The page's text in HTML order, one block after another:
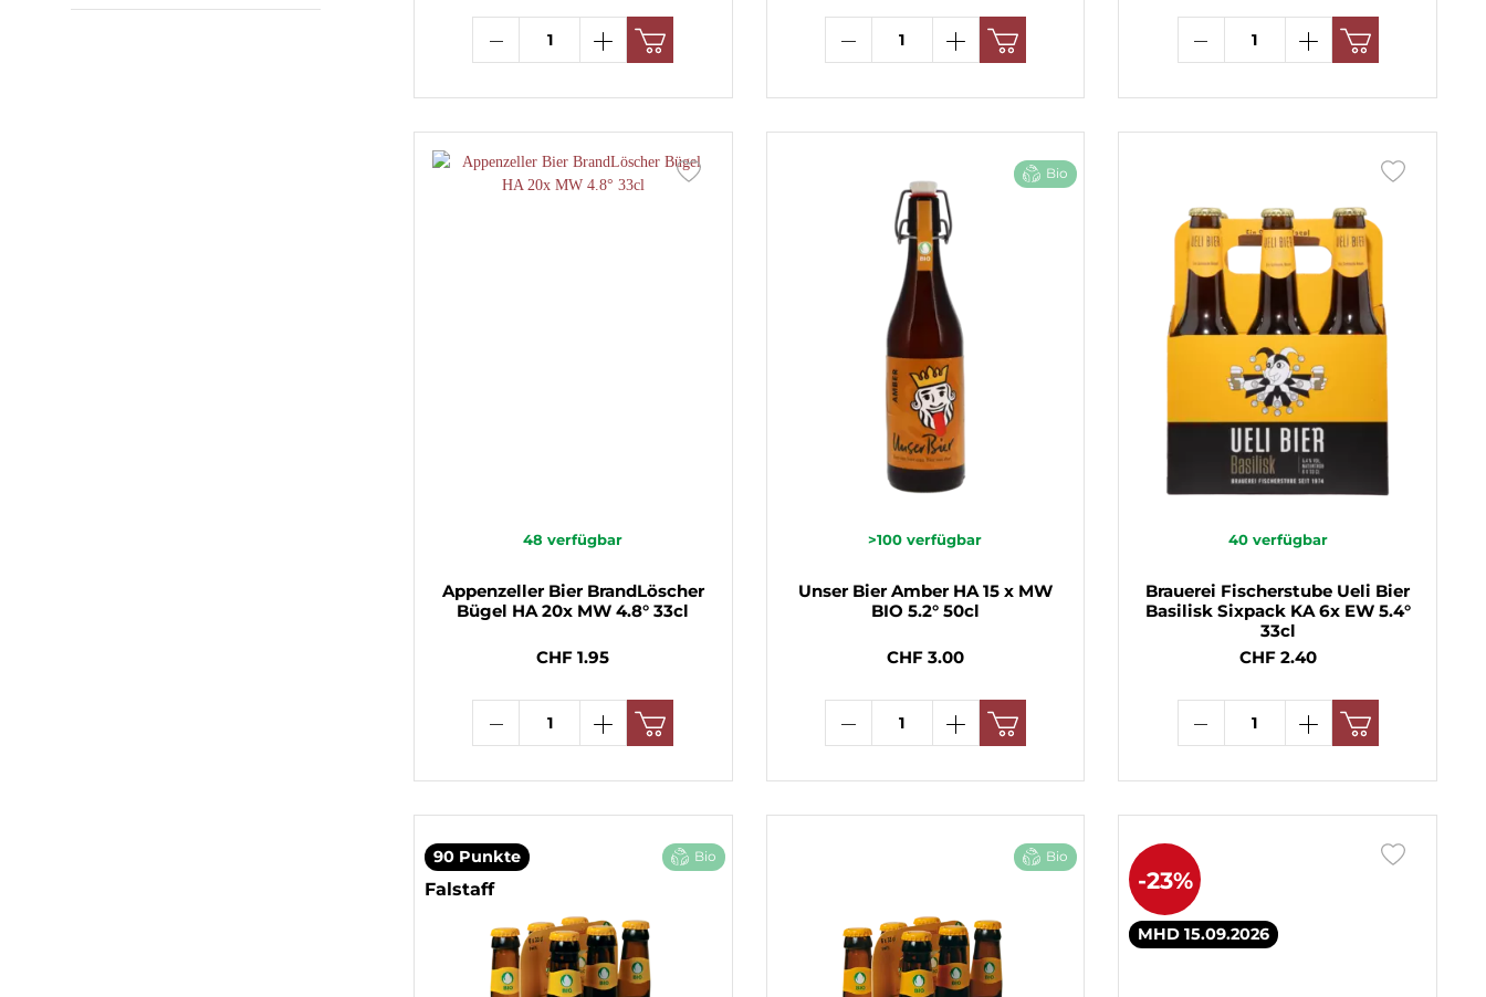
×
Melden Sie sich zu unserem
ABONNIEREN UND PROFITIEREN
48 verfügbar
Appenzeller Bier BrandLöscher
Bügel HA 20x MW 4.8° 33cl
CHF 1.95
Bio
>100 verfügbar
Unser Bier Amber HA 15 x MW
BIO 5.2° 50cl
CHF 3.00
40 verfügbar
Brauerei Fischerstube Ueli Bier
Basilisk Sixpack KA 6x EW 5.4°
33cl
CHF 2.40
90 Punkte
Falstaff
Bio Bio
-23%
MHD 15.09.2026